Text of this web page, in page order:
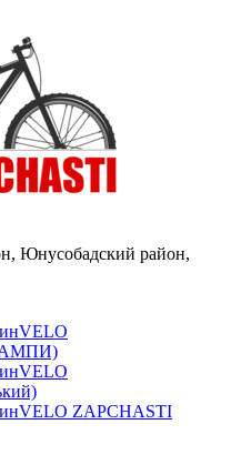
Юнусобадский район,
ZAPCHASTI